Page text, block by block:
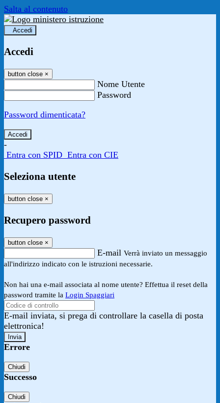
Salta al contenuto
Accedi
Accedi
button close ×
Nome Utente
Password
Password dimenticata?
-
Entra con SPID Entra con CIE
Seleziona utente
button close ×
Recupero password
button close ×
E-mail Verrà inviato un messaggio
all'indirizzo indicato con le istruzioni necessarie.
Non hai una e-mail associata al nome utente? Effettua il reset della
password tramite la Login Spaggiari
E-mail inviata, si prega di controllare la casella di posta
elettronica!
Errore
Chiudi
Successo
Chiudi